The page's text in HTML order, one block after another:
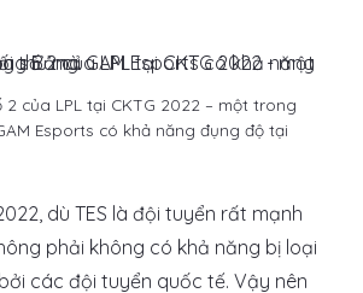
2 của LPL tại CKTG 2022 – một trong
Esports có khả năng đụng độ tại
dù TES là đội tuyển rất mạnh
phải không có khả năng bị loại
các đội tuyển quốc tế. Vậy nên